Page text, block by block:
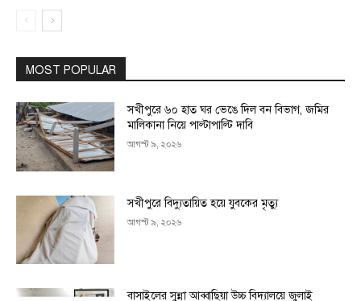
MOST POPULAR
সখীপুরে ৬০ হাত ঘর ভেঙে দিল বন বিভাগ, জমির
মালিকানা নিয়ে পাল্টাপাল্টি দাবি
আগস্ট ৯, ২০২৬
সখীপুরে বিদ্যুতায়িত হয়ে যুবকের মৃত্যু
আগস্ট ৯, ২০২৬
বাসাইলের সুন্না আব্বাছিয়া উচ্চ বিদ্যালয়ে জুলাই